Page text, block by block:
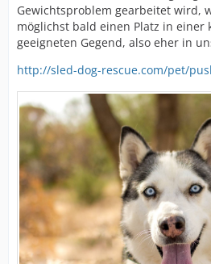
Gewichtsproblem gearbeitet wird,
möglichst bald einen Platz in einer
geeigneten Gegend, also eher in
http://sled-dog-rescue.com/pet/